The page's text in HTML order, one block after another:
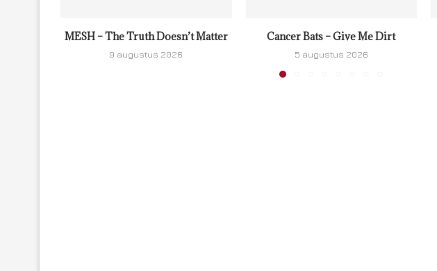
MESH – The Truth Doesn’t Matter
9 augustus 2026
Cancer Bats – Give Me Dirt
5 augustus 2026